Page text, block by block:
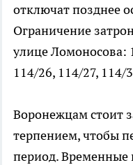
отключат позднее
Ограничение
улице Ломоносова:
114/26, 114/27, 114/
Воронежцам стоит
терпением, чтобы
период. Временные